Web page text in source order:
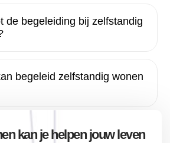
de begeleiding bij zelfstandig
begeleid zelfstandig wonen
kan je helpen jouw leven